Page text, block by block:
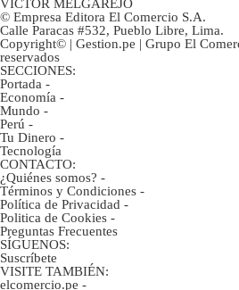
VÍCTOR MELGAREJO
© Empresa Editora El Comercio S.A.
Calle Paracas #532, Pueblo Libre, Lima.
Copyright© | Gestion.pe | Grupo El
reservados
SECCIONES:
Portada -
Economía -
Mundo -
Perú -
Tu Dinero -
Tecnología
CONTACTO:
¿Quiénes somos? -
Términos y Condiciones -
Política de Privacidad -
Politica de Cookies -
Preguntas Frecuentes
SÍGUENOS:
Suscríbete
VISITE TAMBIÉN:
elcomercio.pe -